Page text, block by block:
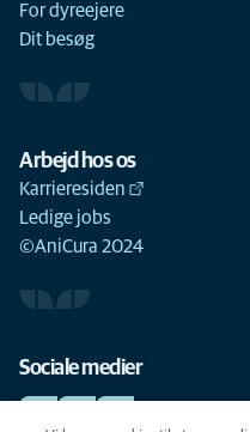
For dyreejere
Dit besøg
Arbejd hos os
Karrieresiden
Ledige jobs
©AniCura 2024
Sociale medier